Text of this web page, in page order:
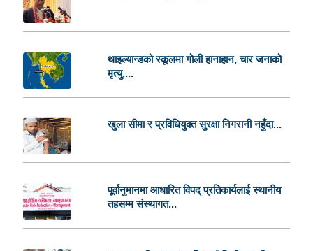
थाइल्यान्डको स्कूलमा गोली हानाहान, चार जनाको
मृत्यु,...
खुला सीमा र प्रविधियुक्त सुरक्षा निगरानी नहुँदा...
पूर्वानुमानमा आधारित विपद् प्रतिकार्यलाई स्थानीय
तहसम्म संस्थागत...